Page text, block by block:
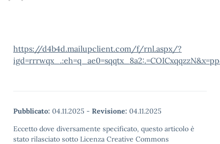
https://d4b4d.mailupclient.com/f/rnl.aspx/?
Pubblicato: 04.11.2025 - Revisione: 04.11.2025
Eccetto dove diversamente specificato, questo articolo è
stato rilasciato sotto Licenza Creative Commons